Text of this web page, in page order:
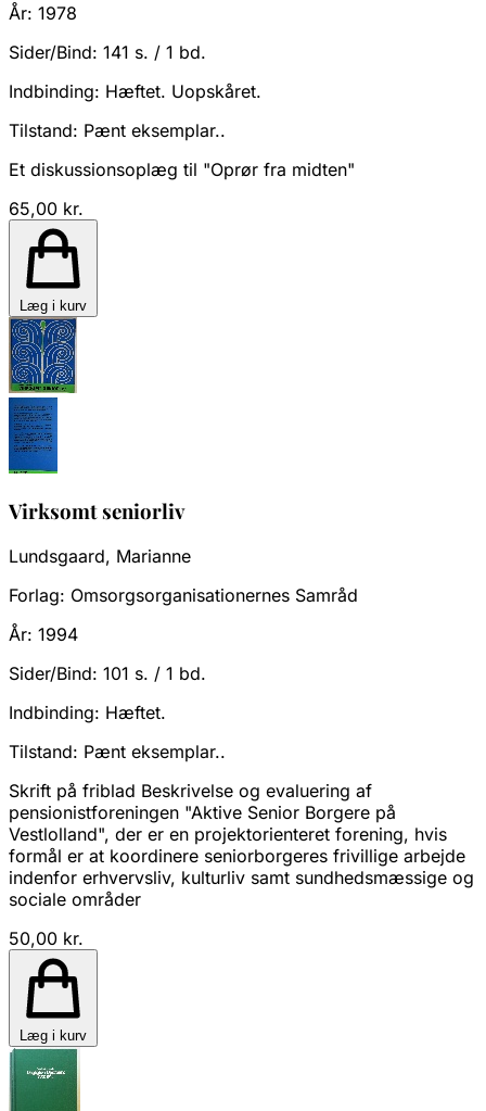
År: 1978
Sider/Bind: 141 s. / 1 bd.
Indbinding: Hæftet. Uopskåret.
Tilstand: Pænt eksemplar..
Et diskussionsoplæg til "Oprør fra midten"
65,00 kr.
Læg i kurv
Virksomt seniorliv
Lundsgaard, Marianne
Forlag: Omsorgsorganisationernes Samråd
År: 1994
Sider/Bind: 101 s. / 1 bd.
Indbinding: Hæftet.
Tilstand: Pænt eksemplar..
Skrift på friblad Beskrivelse og evaluering af
pensionistforeningen "Aktive Senior Borgere på
Vestlolland", der er en projektorienteret forening, hvis
formål er at koordinere seniorborgeres frivillige arbejde
indenfor erhvervsliv, kulturliv samt sundhedsmæssige og
sociale områder
50,00 kr.
Læg i kurv